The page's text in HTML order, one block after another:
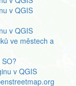
v QGIS
v QGIS
ve městech a
v QGIS